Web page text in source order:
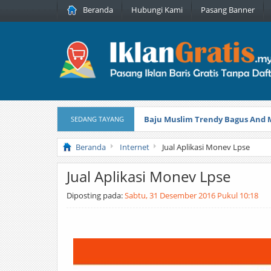
Beranda Hubungi Kami Pasang Banner
SEDANG TAYANG Baju Muslim Trendy Bagus And
Banyu Tani – Menyediakan
Beranda Internet Jual Aplikasi Monev Lpse
Jual Aplikasi Monev Lpse
Diposting pada:Sabtu, 31 Desember 2016 Pukul 10:18